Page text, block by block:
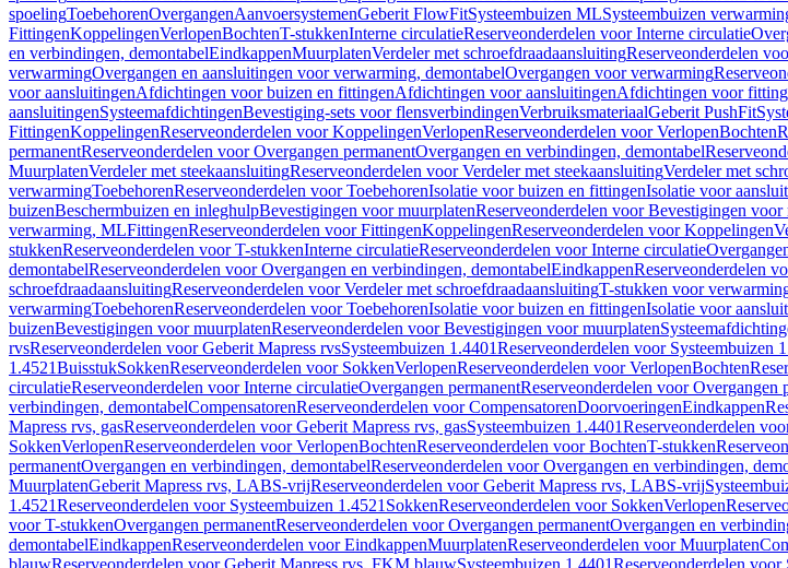
spoelingToebehorenOvergangenAanvoersystemenGeberit FlowFitSysteembuizen MLSysteembuizen
FittingenKoppelingenVerlopenBochtenT-stukkenInterne circulatieReserveonderdelen voor Interne circulatie
en verbindingen, demontabelEindkappenMuurplatenVerdeler met schroefdraadaansluitingReserveonderdelen
verwarmingOvergangen en aansluitingen voor verwarming, demontabelOvergangen voor verwarming
voor aansluitingenAfdichtingen voor buizen en fittingenAfdichtingen voor aansluitingenAfdichtingen voor
aansluitingenSysteemafdichtingenBevestiging-sets voor flensverbindingenVerbruiksmateriaalGeberit PushFit
FittingenKoppelingenReserveonderdelen voor KoppelingenVerlopenReserveonderdelen voor VerlopenBochten
permanentReserveonderdelen voor Overgangen permanentOvergangen en verbindingen, demontabel
MuurplatenVerdeler met steekaansluitingReserveonderdelen voor Verdeler met steekaansluitingVerdeler met
verwarmingToebehorenReserveonderdelen voor ToebehorenIsolatie voor buizen en fittingenIsolatie voor
buizenBeschermbuizen en inleghulpBevestigingen voor muurplatenReserveonderdelen voor Bevestigingen voor
verwarming, MLFittingenReserveonderdelen voor FittingenKoppelingenReserveonderdelen voor Koppelingen
stukkenReserveonderdelen voor T-stukkenInterne circulatieReserveonderdelen voor Interne circulatie
demontabelReserveonderdelen voor Overgangen en verbindingen, demontabelEindkappenReserveonderdelen
schroefdraadaansluitingReserveonderdelen voor Verdeler met schroefdraadaansluitingT-stukken voor
verwarmingToebehorenReserveonderdelen voor ToebehorenIsolatie voor buizen en fittingenIsolatie voor
buizenBevestigingen voor muurplatenReserveonderdelen voor Bevestigingen voor muurplaten
rvsReserveonderdelen voor Geberit Mapress rvsSysteembuizen 1.4401Reserveonderdelen voor Systeembuizen
1.4521BuisstukSokkenReserveonderdelen voor SokkenVerlopenReserveonderdelen voor VerlopenBochten
circulatieReserveonderdelen voor Interne circulatieOvergangen permanentReserveonderdelen voor Overgangen
verbindingen, demontabelCompensatorenReserveonderdelen voor CompensatorenDoorvoeringenEindkappen
Mapress rvs, gasReserveonderdelen voor Geberit Mapress rvs, gasSysteembuizen 1.4401Reserveonderdelen
SokkenVerlopenReserveonderdelen voor VerlopenBochtenReserveonderdelen voor BochtenT-stukken
permanentOvergangen en verbindingen, demontabelReserveonderdelen voor Overgangen en verbindingen,
MuurplatenGeberit Mapress rvs, LABS-vrijReserveonderdelen voor Geberit Mapress rvs, LABS-vrij
1.4521Reserveonderdelen voor Systeembuizen 1.4521 SokkenReserveonderdelen voor SokkenVerlopen
voor T-stukkenOvergangen permanentReserveonderdelen voor Overgangen permanentOvergangen en
demontabelEindkappenReserveonderdelen voor EindkappenMuurplatenReserveonderdelen voor Muurplaten
blauwReserveonderdelen voor Geberit Mapress rvs, FKM blauwSysteembuizen 1.4401Reserveonderdelen voor